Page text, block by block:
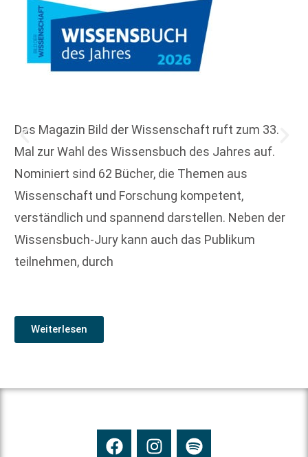
Das Magazin Bild der Wissenschaft ruft zum 33.
Mal zur Wahl des Wissensbuch des Jahres auf.
Nominiert sind 62 Bücher, die Themen aus
Wissenschaft und Forschung kompetent,
verständlich und spannend darstellen. Neben der
Wissensbuch-Jury kann auch das Publikum
teilnehmen, durch
Weiterlesen